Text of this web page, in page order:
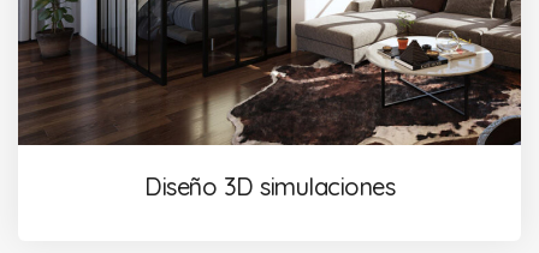
Diseño 3D simulaciones